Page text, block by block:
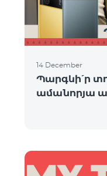
14 December
Պարգևի՛ր
ամանորյա